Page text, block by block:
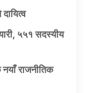
५५१ सदस्यीय
राजनीतिक